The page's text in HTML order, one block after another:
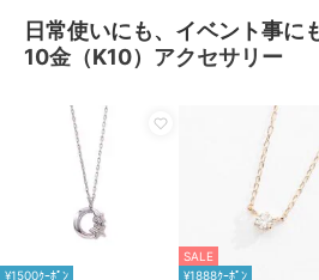
日常使いにも、イベント事に
10金（K10）アクセサリー
¥1500ｸｰﾎﾟﾝ
SALE
¥1888ｸｰﾎﾟﾝ